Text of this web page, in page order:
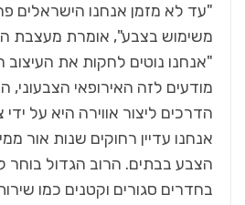
"עד לא מזמן אנחנו הישראלים
משימוש בצבע", אומרת מעצבת
"אנחנו נוטים לחקות את העיצוב
מודעים לזה האירופאי
הדרכים ליצור אווירה היא על
אנחנו עדיין רחוקים שנות אור
הצבע בבתים. הרוב הגדול בוחר
בחדרים סגורים וקטנים כמו